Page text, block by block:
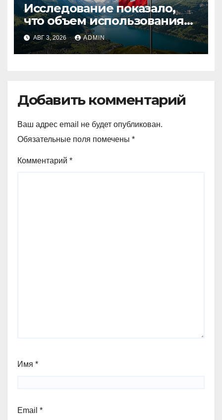
Исследование показало,
что объем использования
криптовалют в Швейцарии
в два раза превышает
аналогичный показатель в
АВГ 3, 2026 ADMIN
Добавить комментарий
Ваш адрес email не будет опубликован.
Обязательные поля помечены *
Комментарий *
Имя *
Email *